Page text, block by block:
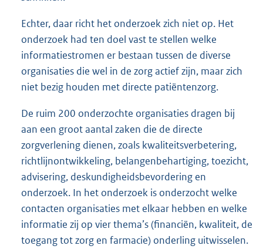
Echter, daar richt het onderzoek zich niet op. Het
onderzoek had ten doel vast te stellen welke
informatiestromen er bestaan tussen de diverse
organisaties die wel in de zorg actief zijn, maar zich
niet bezig houden met directe patiëntenzorg.
De ruim 200 onderzochte organisaties dragen bij
aan een groot aantal zaken die de directe
zorgverlening dienen, zoals kwaliteitsverbetering,
richtlijnontwikkeling, belangenbehartiging, toezicht,
advisering, deskundigheidsbevordering en
onderzoek. In het onderzoek is onderzocht welke
contacten organisaties met elkaar hebben en welke
informatie zij op vier thema’s (financiën, kwaliteit, de
toegang tot zorg en farmacie) onderling uitwisselen.